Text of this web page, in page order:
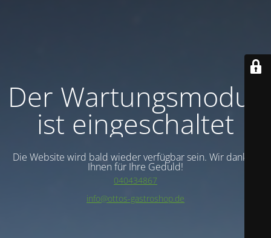
Der Wartungsmodus
ist eingeschaltet
Die Website wird bald wieder verfügbar sein. Wir danken
Ihnen für Ihre Geduld!
040434867
info@ottos-gastroshop.de